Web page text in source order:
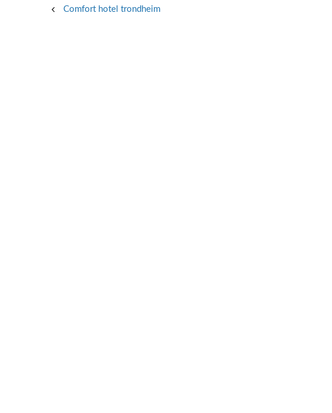
Post
Comfort hotel trondheim